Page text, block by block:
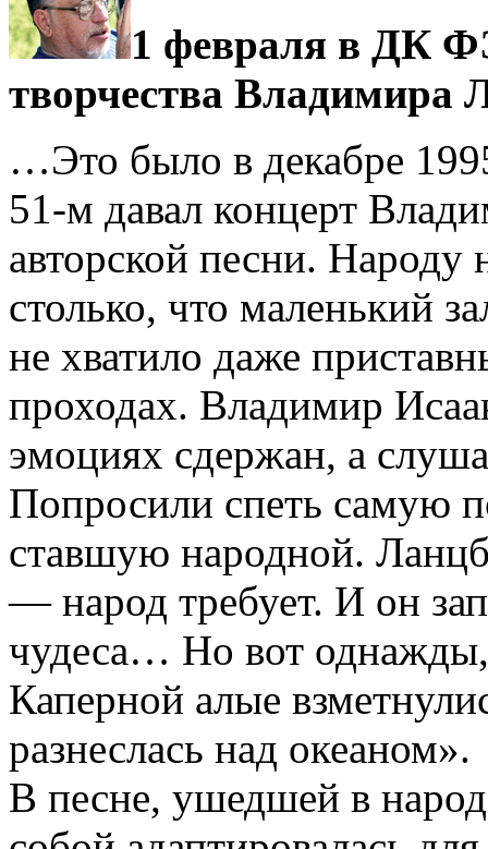
1 февраля в ДК
творчества Владимира
…Это было в декабре
51-­м давал концерт
авторской песни. Народу
столько, что маленький
не хватило даже
проходах. Владимир
эмоциях сдержан, а
Попросили спеть самую
ставшую народной.
— народ требует. И он
чудеса… Но вот
Каперной алые
разнеслась над океаном».
В песне, ушедшей в